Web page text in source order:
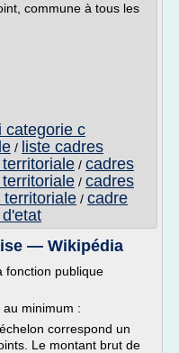
commune à tous les
categorie c
/ liste cadres
/ cadres
/ cadres
territoriale / cadre
— Wikipédia
fonction publique
minimum :
correspond un
Le montant brut de